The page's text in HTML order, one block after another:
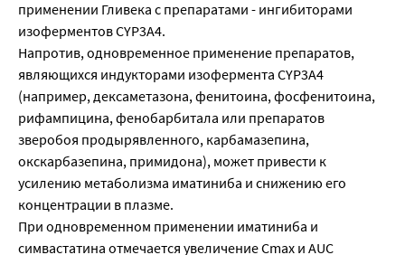
применении Гливека с препаратами - ингибиторами
изоферментов CYP3A4.
Напротив, одновременное применение препаратов,
являющихся индукторами изофермента CYP3A4
(например, дексаметазона, фенитоина, фосфенитоина,
рифампицина, фенобарбитала или препаратов
зверобоя продырявленного, карбамазепина,
окскарбазепина, примидона), может привести к
усилению метаболизма иматиниба и снижению его
концентрации в плазме.
При одновременном применении иматиниба и
симвастатина отмечается увеличение Cmax и AUC